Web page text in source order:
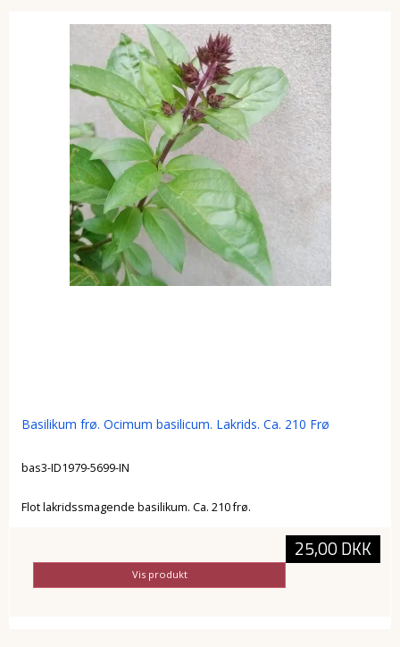
Basilikum frø. Ocimum basilicum. Lakrids. Ca. 210 Frø
bas3-ID1979-5699-IN
Flot lakridssmagende basilikum. Ca. 210 frø.
25,00 DKK
Vis produkt